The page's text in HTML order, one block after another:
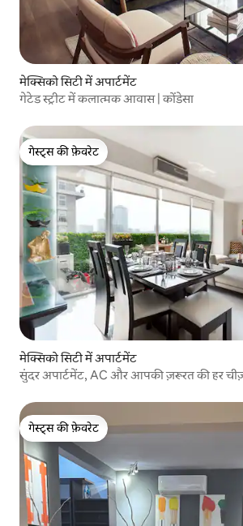
मेक्सिको सिटी में अपार्टमेंट
गेटेड स्ट्रीट में कलात्मक आवास | कोंडेसा
गेस्ट्स की फ़ेवरेट
गेस्ट्स की फ़ेवरेट
मेक्सिको सिटी में अपार्टमेंट
सुंदर अपार्टमेंट, AC और आपकी ज़रूरत की हर
गेस्ट्स की फ़ेवरेट
गेस्ट्स की फ़ेवरेट